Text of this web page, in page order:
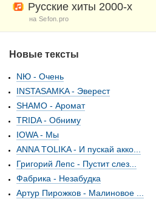
Русские хиты 2000-х
на Sefon.pro
Новые тексты
NЮ - Очень
INSTASAMKA - Эверест
SHAMO - Аромат
TRIDA - Обниму
IOWA - Мы
ANNA TOLIKA - И пускай акко...
Григорий Лепс - Пустит слез...
Фабрика - Незабудка
Артур Пирожков - Малиновое ...